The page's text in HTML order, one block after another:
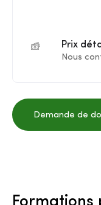
Prix
Nous
Demande de